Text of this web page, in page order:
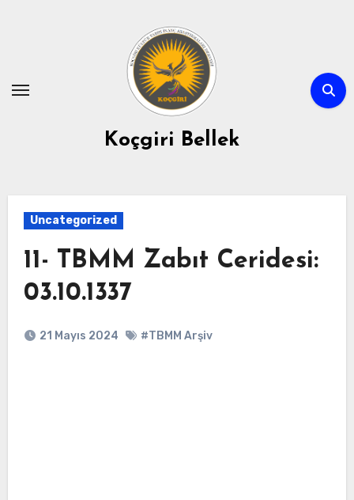
Koçgiri Bellek
Uncategorized
11- TBMM Zabıt Ceridesi:
03.10.1337
21 Mayıs 2024 #TBMM Arşiv